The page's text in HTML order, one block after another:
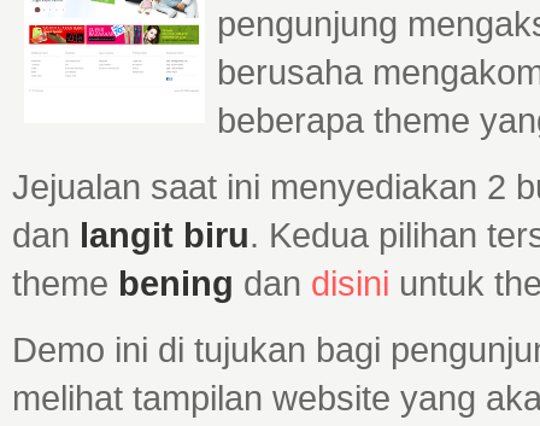
pengunjung
berusaha
beberapa theme
Jejualan saat ini menyediakan 2
dan langit biru. Kedua pilihan
theme bening dan disini untuk
Demo ini di tujukan bagi
melihat tampilan website yang